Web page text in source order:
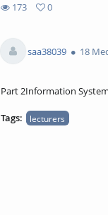
173
views
0
saa38039
18
Part 2Information
Tags: lecturers